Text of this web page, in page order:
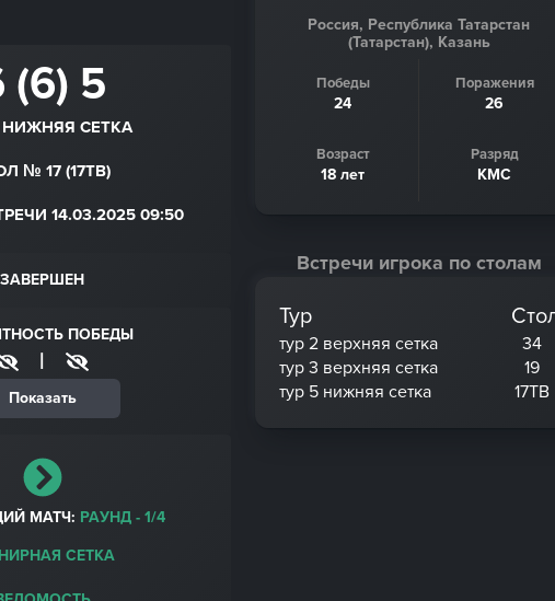
(6) 5
НИЖНЯЯ СЕТКА
№ 17 (17ТВ)
14.03.2025 09:50
ЗАВЕРШЕН
ПОБЕДЫ
|
Показать
МАТЧ: РАУНД - 1/4
СЕТКА
Россия, Республика Татарстан
(Татарстан), Казань
Победы
24
Поражения
26
Возраст
18 лет
Разряд
КМС
Встречи игрока по столам
Тур
тур 2 верхняя сетка
34
тур 3 верхняя сетка
19
тур 5 нижняя сетка
17ТВ